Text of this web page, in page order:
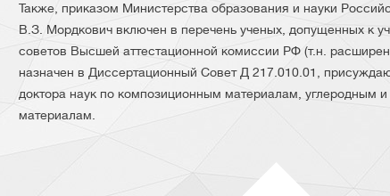
Также, приказом Министерства образования и науки
В.З. Мордкович включен в перечень ученых, допущенных к
советов Высшей аттестационной комиссии РФ (т.н.
назначен в Диссертационный Совет Д 217.010.01,
доктора наук по композиционным материалам, углеродным и
материалам.